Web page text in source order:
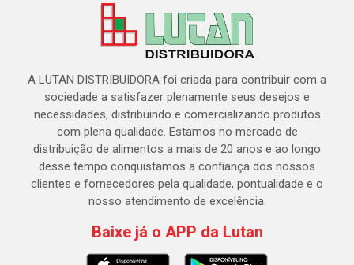
A LUTAN DISTRIBUIDORA foi criada para contribuir com a
sociedade a satisfazer plenamente seus desejos e
necessidades, distribuindo e comercializando produtos
com plena qualidade. Estamos no mercado de
distribuição de alimentos a mais de 20 anos e ao longo
desse tempo conquistamos a confiança dos nossos
clientes e fornecedores pela qualidade, pontualidade e o
nosso atendimento de excelência.
Baixe já o APP da Lutan